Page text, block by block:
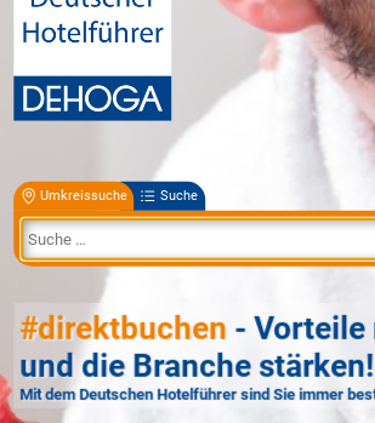
Umkreissuche Suche
#direktbuchen - Vorteile
und die Branche stärken!
Mit dem Deutschen Hotelführer sind Sie immer